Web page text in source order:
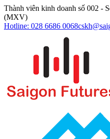
Thành viên kinh doanh số 002 -
(MXV)
Hotline: 028 6686 0068